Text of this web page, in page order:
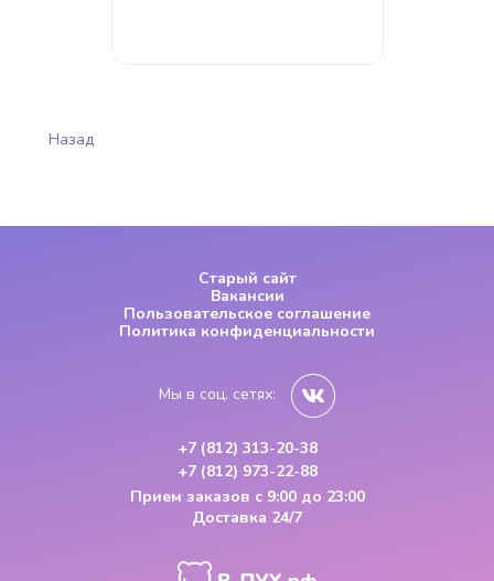
Назад
Старый сайт
Вакансии
Пользовательское соглашение
Политика конфиденциальности
Мы в соц. сетях:
+7 (812) 313-20-38
+7 (812) 973-22-88
Прием заказов с 9:00 до 23:00
Доставка 24/7